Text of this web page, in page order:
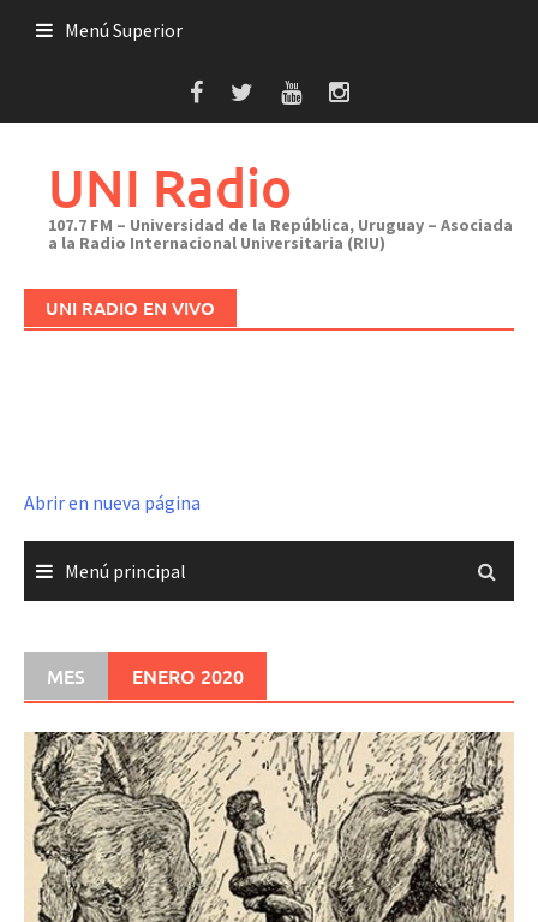
Menú Superior
UNI Radio
107.7 FM – Universidad de la República, Uruguay – Asociada
a la Radio Internacional Universitaria (RIU)
UNI RADIO EN VIVO
Abrir en nueva página
Menú principal
MES ENERO 2020